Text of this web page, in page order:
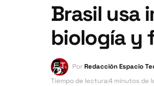
Brasil usa
biología y
PorRedacción Espacio
Tiempo de lectura:4 minutos de